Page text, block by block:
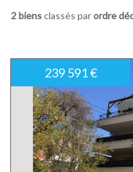
2 biensclassés parordre
239 591 €